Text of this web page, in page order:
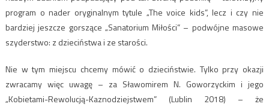
program o nader oryginalnym tytule „The voice kids”, lecz i czy nie
bardziej jeszcze gorszące „Sanatorium Miłości” – podwójne masowe
szyderstwo: z dzieciństwa i ze starości.
Nie w tym miejscu chcemy mówić o dzieciństwie. Tylko przy okazji
zwracamy więc uwagę – za Sławomirem N. Goworzyckim i jego
„Kobietami-Rewolucją-Kaznodziejstwem” (Lublin 2018) – że